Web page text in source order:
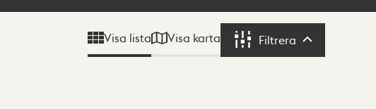
Visa lista Visa karta Filtrera Filtrera